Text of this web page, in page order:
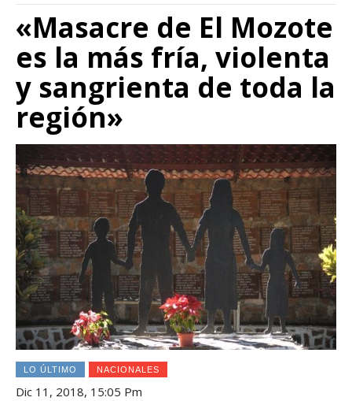
«Masacre de El Mozote
es la más fría, violenta
y sangrienta de toda la
región»
LO ÚLTIMO NACIONALES
Dic 11, 2018, 15:05 Pm